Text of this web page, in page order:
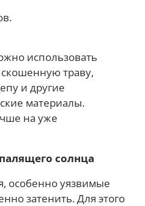
использовать
траву,
и другие
материалы.
на уже
солнца
особенно уязвимые
затенить. Для этого